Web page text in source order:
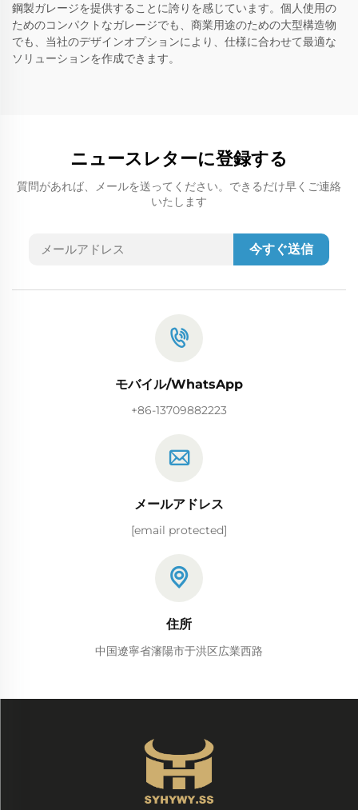
鋼製ガレージを提供することに誇りを感じています。個人使用の
ためのコンパクトなガレージでも、商業用途のための大型構造物
でも、当社のデザインオプションにより、仕様に合わせて最適な
ソリューションを作成できます。
ニュースレターに登録する
質問があれば、メールを送ってください。できるだけ早くご連絡
いたします
今すぐ送信
モバイル/WhatsApp
+86-13709882223
メールアドレス
[email protected]
住所
中国遼寧省瀋陽市于洪区広業西路